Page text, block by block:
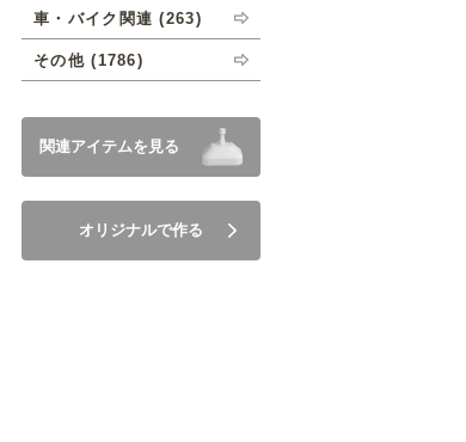
車・バイク関連 (263)
その他 (1786)
関連アイテムを見る
オリジナルで作る